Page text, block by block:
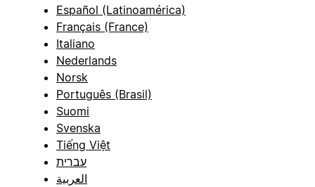
Español (Latinoamérica)
Français (France)
Italiano
Nederlands
Norsk
Português (Brasil)
Suomi
Svenska
Tiếng Việt
עברית
العربية